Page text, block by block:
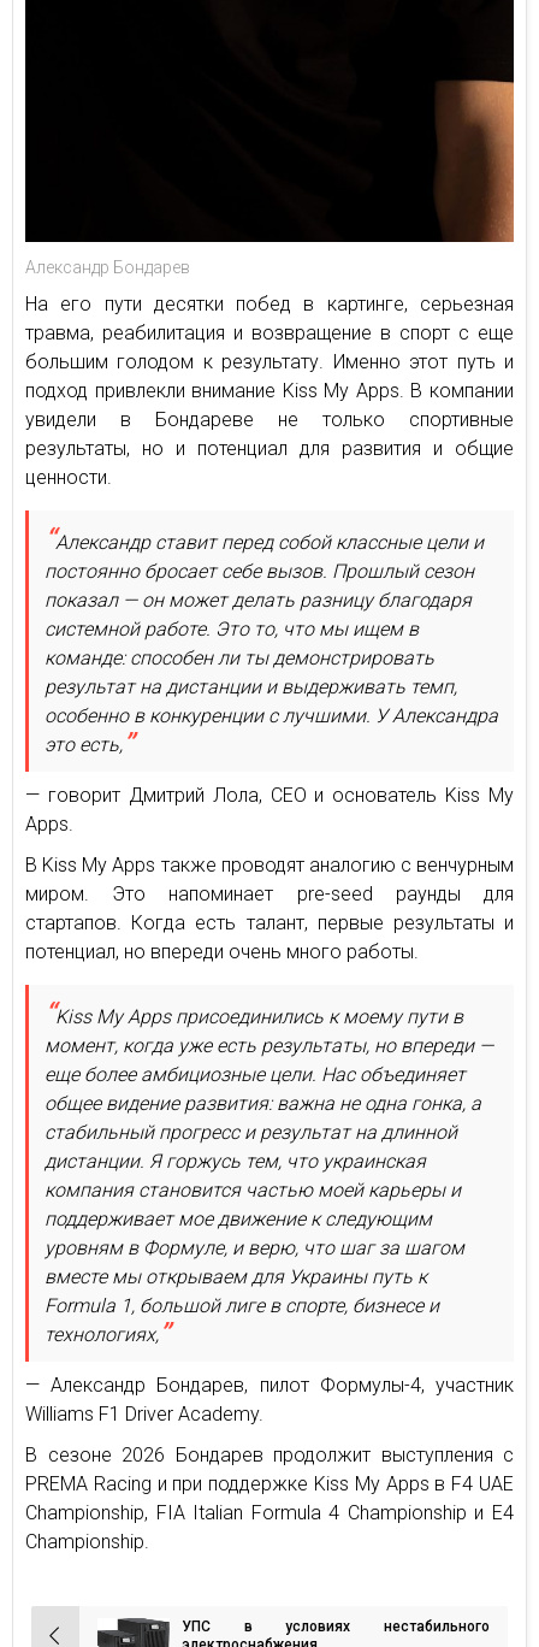
Александр Бондарев
На его пути десятки побед в картинге, серьезная
травма, реабилитация и возвращение в спорт с еще
большим голодом к результату. Именно этот путь и
подход привлекли внимание Kiss My Apps. В компании
увидели в Бондареве не только спортивные
результаты, но и потенциал для развития и общие
ценности.
Александр ставит перед собой классные цели и
постоянно бросает себе вызов. Прошлый сезон
показал — он может делать разницу благодаря
системной работе. Это то, что мы ищем в
команде: способен ли ты демонстрировать
результат на дистанции и выдерживать темп,
особенно в конкуренции с лучшими. У Александра
это есть,
— говорит Дмитрий Лола, CEO и основатель Kiss My
Apps.
В Kiss My Apps также проводят аналогию с венчурным
миром. Это напоминает pre-seed раунды для
стартапов. Когда есть талант, первые результаты и
потенциал, но впереди очень много работы.
Kiss My Apps присоединились к моему пути в
момент, когда уже есть результаты, но впереди —
еще более амбициозные цели. Нас объединяет
общее видение развития: важна не одна гонка, а
стабильный прогресс и результат на длинной
дистанции. Я горжусь тем, что украинская
компания становится частью моей карьеры и
поддерживает мое движение к следующим
уровням в Формуле, и верю, что шаг за шагом
вместе мы открываем для Украины путь к
Formula 1, большой лиге в спорте, бизнесе и
технологиях,
— Александр Бондарев, пилот Формулы-4, участник
Williams F1 Driver Academy.
В сезоне 2026 Бондарев продолжит выступления с
PREMA Racing и при поддержке Kiss My Apps в F4 UAE
Championship, FIA Italian Formula 4 Championship и E4
Championship.
УПС в условиях нестабильного